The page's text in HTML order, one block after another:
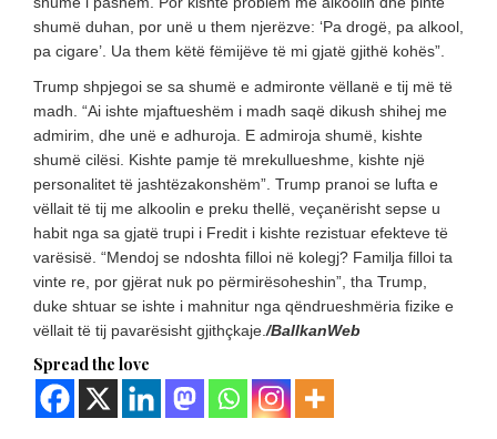
shumë duhan, por unë u them njerëzve: ‘Pa drogë, pa alkool,
pa cigare’. Ua them këtë fëmijëve të mi gjatë gjithë kohës”.
Trump shpjegoi se sa shumë e admironte vëllanë e tij më të
madh. “Ai ishte mjaftueshëm i madh saqë dikush shihej me
admirim, dhe unë e adhuroja. E admiroja shumë, kishte
shumë cilësi. Kishte pamje të mrekullueshme, kishte një
personalitet të jashtëzakonshëm”. Trump pranoi se lufta e
vëllait të tij me alkoolin e preku thellë, veçanërisht sepse u
habit nga sa gjatë trupi i Fredit i kishte rezistuar efekteve të
varësisë. “Mendoj se ndoshta filloi në kolegj? Familja filloi ta
vinte re, por gjërat nuk po përmirësoheshin”, tha Trump,
duke shtuar se ishte i mahnitur nga qëndrueshmëria fizike e
vëllait të tij pavarësisht gjithçkaje. /BallkanWeb
Spread the love